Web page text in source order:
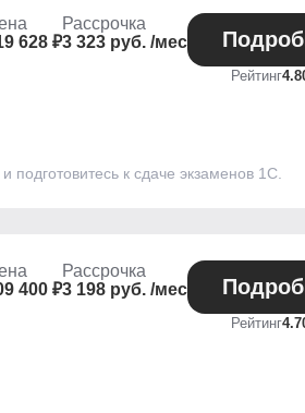
628 ₽
Рассрочка
3 323 руб. /мес
Рейтинг
к сдаче экзаменов 1С.
400 ₽
Рассрочка
3 198 руб. /мес
Рейтинг